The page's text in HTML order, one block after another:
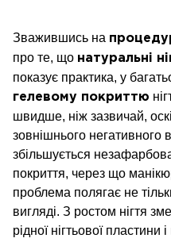
Зважившись на
про те, що натуральні
показує практика, у
гелевому покриттю
швидше, ніж зазвичай,
зовнішнього негативного
збільшується
покриття, через що
проблема полягає не
вигляді. З ростом нігтя
рідної нігтьової пластини